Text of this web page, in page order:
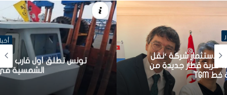
أخبار
تونس تطلق أول قارب صيد كهربائي يعمل بالطاقة
الشمسية في المتوسط